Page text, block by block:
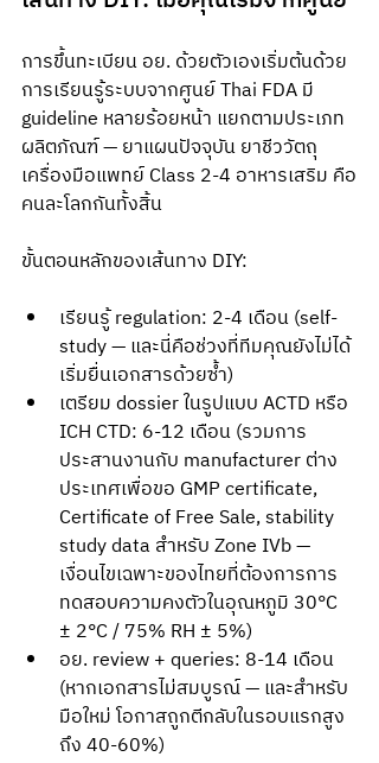
การขึ้นทะเบียน อย. ด้วยตัวเองเริ่มต้นด้วย
การเรียนรู้ระบบจากศูนย์ Thai FDA มี
guideline หลายร้อยหน้า แยกตามประเภท
ผลิตภัณฑ์ — ยาแผนปัจจุบัน ยาชีววัตถุ
เครื่องมือแพทย์ Class 2-4 อาหารเสริม คือ
คนละโลกกันทั้งสิ้น
ขั้นตอนหลักของเส้นทาง DIY:
เรียนรู้ regulation: 2-4 เดือน (self-
study — และนี่คือช่วงที่ทีมคุณยังไม่ได้
เริ่มยื่นเอกสารด้วยซ้ำ)
เตรียม dossier ในรูปแบบ ACTD หรือ
ICH CTD: 6-12 เดือน (รวมการ
ประสานงานกับ manufacturer ต่าง
ประเทศเพื่อขอ GMP certificate,
Certificate of Free Sale, stability
study data สำหรับ Zone IVb —
เงื่อนไขเฉพาะของไทยที่ต้องการการ
ทดสอบความคงตัวในอุณหภูมิ 30°C
± 2°C / 75% RH ± 5%)
อย. review + queries: 8-14 เดือน
(หากเอกสารไม่สมบูรณ์ — และสำหรับ
มือใหม่ โอกาสถูกตีกลับในรอบแรกสูง
ถึง 40-60%)